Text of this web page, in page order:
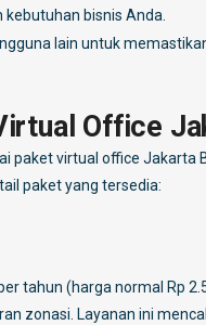
bisnis Anda.
lain untuk
Office
paket virtual office
paket yang tersedia:
tahun (harga normal Rp
zonasi. Layanan ini